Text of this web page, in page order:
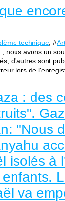
technique , #
nous avons un
d'autres sont
lors de
: des
"Nous
isolés à
va